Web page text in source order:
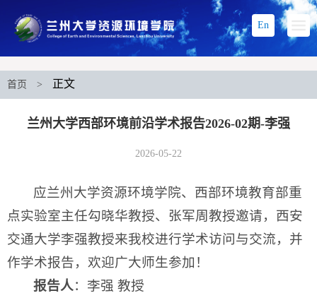
En
首页 > 正文
兰州大学西部环境前沿学术报告2026-02期-李强
2026-05-22
应兰州大学资源环境学院、西部环境教育部重
点实验室主任勾晓华教授、张军周教授邀请，西安
交通大学李强教授来我校进行学术访问与交流，并
作学术报告，欢迎广大师生参加！
报告人：李强 教授